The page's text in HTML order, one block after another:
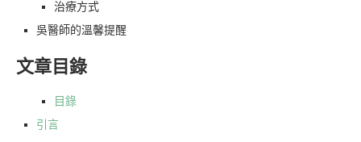
治療方式
吳醫師的溫馨提醒
文章目錄
目錄
引言